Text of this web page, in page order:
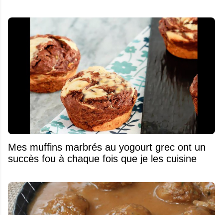
Mes muffins marbrés au yogourt grec ont un
succès fou à chaque fois que je les cuisine